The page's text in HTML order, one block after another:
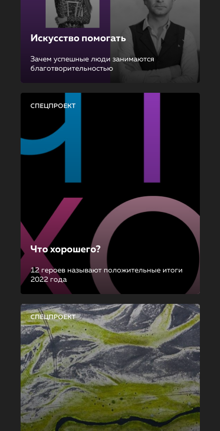
Искусство помогать
Зачем успешные люди занимаются
благотворительностью
СПЕЦПРОЕКТ
Что хорошего?
12 героев называют положительные итоги
2022 года
СПЕЦПРОЕКТ